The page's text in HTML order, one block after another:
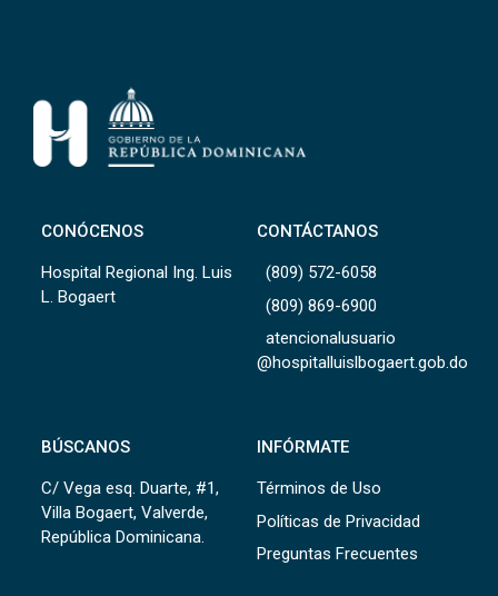
CONÓCENOS
Hospital Regional Ing. Luis
L. Bogaert
CONTÁCTANOS
(809) 572-6058
(809) 869-6900
atencionalusuario
@hospitalluislbogaert.gob.do
BÚSCANOS
C/ Vega esq. Duarte, #1,
Villa Bogaert, Valverde,
República Dominicana.
INFÓRMATE
Términos de Uso
Políticas de Privacidad
Preguntas Frecuentes